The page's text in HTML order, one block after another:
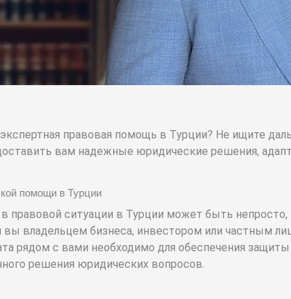
правовая помощь в Турции? Не ищите
вам надежные юридические решения,
помощи в Турции
правовой ситуации в Турции может быть непросто,
вы владельцем бизнеса, инвестором или частным
рядом с вами необходимо для обеспечения
решения юридических вопросов.